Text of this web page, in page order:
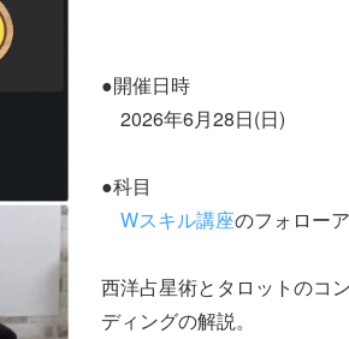
●開催日時
2026年6月28日(日)
●科目
Wスキル講座のフォロー
西洋占星術とタロットのコ
ディングの解説。